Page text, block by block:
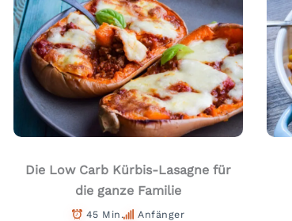
Die Low Carb Kürbis-Lasagne für
die ganze Familie
45 Min. Anfänger